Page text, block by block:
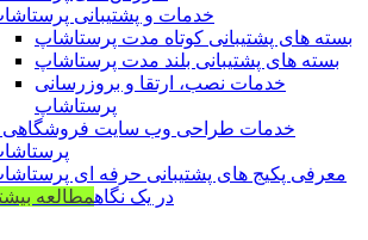
خدمات و پشتیبانی
بسته های پشتیبانی کوتاه مدت پرستاشاپ
بسته های پشتیبانی بلند مدت پرستاشاپ
خدمات نصب، ارتقا و بروزرسانی
پرستاشاپ
خدمات طراحی وب سایت فروشگاهی
معرفی پکیج های پشتیبانی حرفه ای
در یک نگاهمطالعه